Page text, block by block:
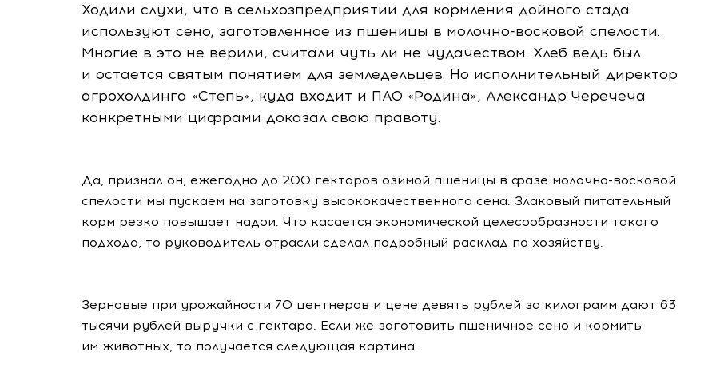
Ходили слухи, что в сельхозпредприятии для кормления дойного стада
используют сено, заготовленное из пшеницы в молочно-восковой спелости.
Многие в это не верили, считали чуть ли не чудачеством. Хлеб ведь был
и остается святым понятием для земледельцев. Но исполнительный директор
агрохолдинга «Степь», куда входит и ПАО «Родина», Александр Черечеча
конкретными цифрами доказал свою правоту.
Да, признал он, ежегодно до 200 гектаров озимой пшеницы в фазе молочно-восковой
спелости мы пускаем на заготовку высококачественного сена. Злаковый питательный
корм резко повышает надои. Что касается экономической целесообразности такого
подхода, то руководитель отрасли сделал подробный расклад по хозяйству.
Зерновые при урожайности 70 центнеров и цене девять рублей за килограмм дают 63
тысячи рублей выручки с гектара. Если же заготовить пшеничное сено и кормить
им животных, то получается следующая картина.